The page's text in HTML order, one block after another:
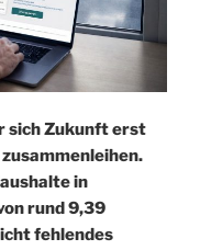
sich Zukunft erst
in
rund 9,39
fehlendes